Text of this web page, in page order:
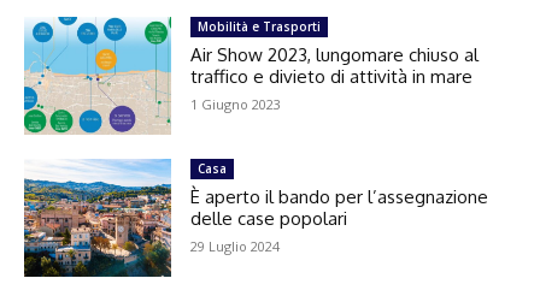
Mobilità e Trasporti
Air Show 2023, lungomare chiuso al
traffico e divieto di attività in mare
1 Giugno 2023
Casa
È aperto il bando per l’assegnazione
delle case popolari
29 Luglio 2024